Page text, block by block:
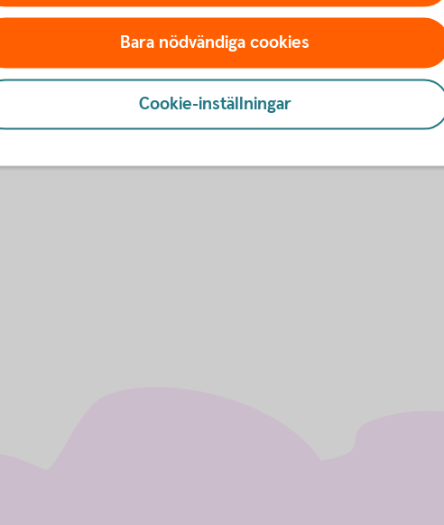
Lina Löfquist
Privatrådgivare
E-post
Bara nödvändiga cookies
Cookie-inställningar